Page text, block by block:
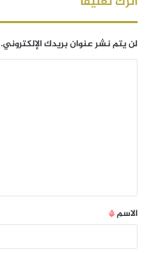
لن يتم نشر عنوان بريدك الإلكتروني.
الاسم*